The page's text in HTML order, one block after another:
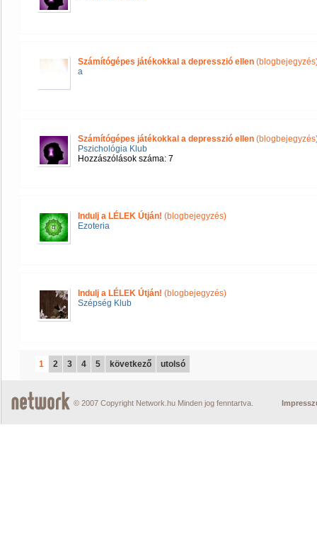
Számítógépes játékokkal a depresszió ellen
a
Számítógépes játékokkal a depresszió ellen
Pszichológia Klub
Hozzászólások száma: 7
Indulj a LÉLEK Útján! (blogbejegyzés)
Ezoteria
Indulj a LÉLEK Útján! (blogbejegyzés)
Szépség Klub
1 2 3 4 5 következő utolsó
© 2007 Copyright Network.hu Minden jog fenntartva.